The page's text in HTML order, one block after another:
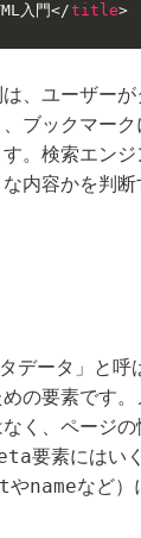
入門</title>
、ユーザーが
ブックマーク
。検索エンジ
内容かを判断
データ」と呼
の要素です。
く、ページ
要素にはい
やnameなど）